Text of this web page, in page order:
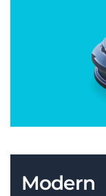
Modern